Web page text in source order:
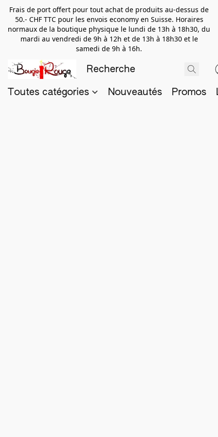
Frais de port offert pour tout achat de produits au-dessus de
50.- CHF TTC pour les envois economy en Suisse. Horaires
normaux de la boutique physique le lundi de 13h à 18h30, du
mardi au vendredi de 9h à 12h et de 13h à 18h30 et le
samedi de 9h à 16h.
Toutes catégories Nouveautés Promos